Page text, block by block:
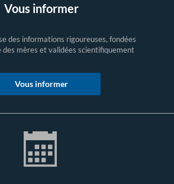
Vous informer
des informations rigoureuses, fondées
des mères et validées scientifiquement
Vous informer